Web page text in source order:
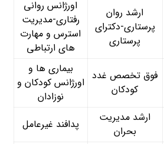
ارشد روان
پرستاری-دکترای
پرستاری
اورژانس روانی
رفتاری-مدیریت
استرس و مهارت
های ارتباطی
فوق تخصص غدد
کودکان
بیماری ها و
اورژانس کودکان و
نوزادان
ارشد مدیریت
بحران
پدافند غیرعامل